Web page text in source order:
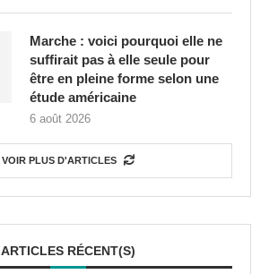
Marche : voici pourquoi elle ne
suffirait pas à elle seule pour
être en pleine forme selon une
étude américaine
6 août 2026
VOIR PLUS D'ARTICLES
ARTICLES RÉCENT(S)